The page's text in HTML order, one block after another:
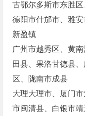
古鄂尔多斯市东胜
德阳市什邡市、雅
新盈镇
广州市越秀区、黄
田县、果洛甘德县
区、陇南市成县
大理大理市、厦门
市闽清县、白银市